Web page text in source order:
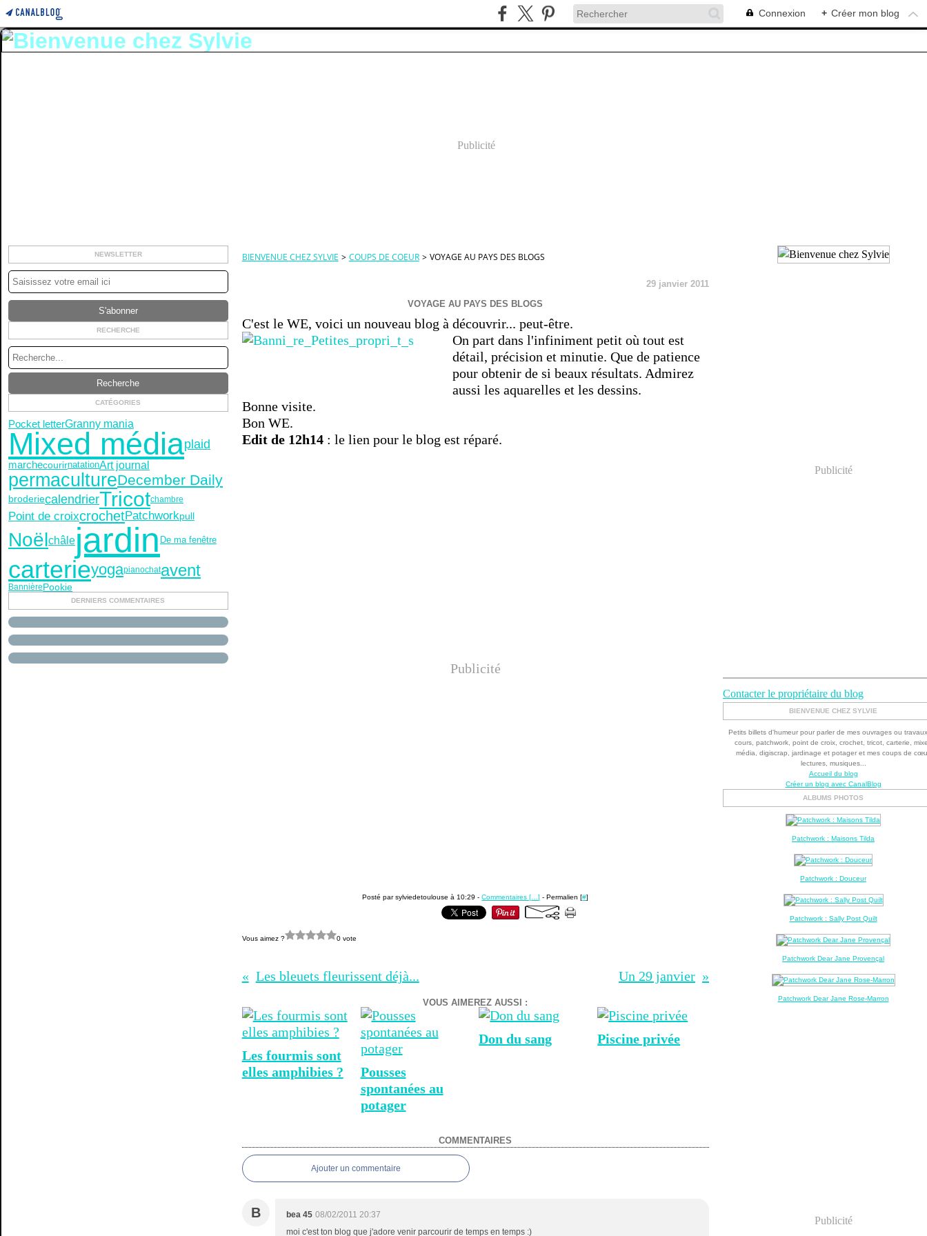
Connexion + Créer mon blog
Publicité
NEWSLETTER
RECHERCHE
CATÉGORIES
Pocket letterGranny mania
Mixed médiaplaid
marchecourirnatationArt journal
permacultureDecember Daily
broderiecalendrierTricotchambre
Point de croixcrochetPatchworkpull
Noëlchâlejardin De ma fenêtre
carterieyogapianochatavent
BannièrePookie
DERNIERS COMMENTAIRES
BIENVENUE CHEZ SYLVIE > COUPS DE COEUR > VOYAGE AU PAYS DES BLOGS
29 janvier 2011
VOYAGE AU PAYS DES BLOGS
C'est le WE, voici un nouveau blog à découvrir... peut-être.
On part dans l'infiniment petit où tout est
détail, précision et minutie. Que de patience
pour obtenir de si beaux résultats. Admirez
aussi les aquarelles et les dessins.
Bonne visite.
Bon WE.
Edit de 12h14: le lien pour le blog est réparé.
Publicité
Posté par sylviedetoulouse à 10:29 -Commentaires [ …] - Permalien [#]
Vous aimez ? 0 vote
Les bleuets fleurissent déjà... Un 29 janvier
VOUS AIMEREZ AUSSI :
Les fourmis sont
elles amphibies ?
Pousses
spontanées au
potager
Don du sang Piscine privée
COMMENTAIRES
Ajouter un commentaire
B bea 45 08/02/2011 20:37
moi c'est ton blog que j'adore venir parcourir de temps en temps :)
Publicité
Contacter le propriétaire du blog
BIENVENUE CHEZ SYLVIE
Petits billets d'humeur pour parler de mes ouvrages ou
cours, patchwork, point de croix, crochet, tricot, carterie,
média, digiscrap, jardinage et potager et mes coups de
lectures, musiques...
Accueil du blog
Créer un blog avec CanalBlog
ALBUMS PHOTOS
Patchwork : Maisons Tilda
Patchwork : Douceur
Patchwork : Sally Post Quilt
Patchwork Dear Jane Provençal
Patchwork Dear Jane Rose-Marron
Publicité